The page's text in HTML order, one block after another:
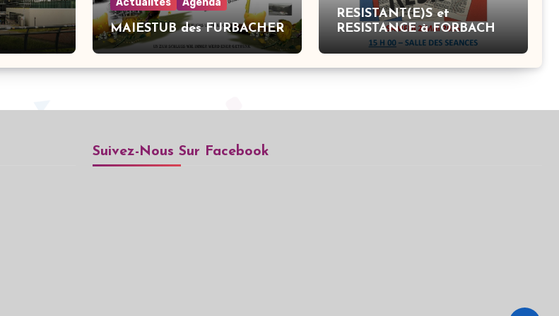
Actualités Agenda
MAIESTUB des FURBACHER
RESISTANT(E)S et
RESISTANCE à FORBACH
Suivez-Nous Sur Facebook